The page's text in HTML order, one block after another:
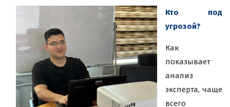
Кто под
угрозой?
Как
показывает
анализ
эксперта, чаще
всего